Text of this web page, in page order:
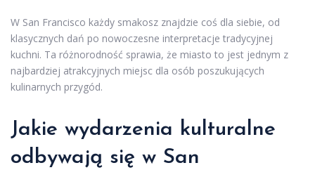
W San Francisco każdy smakosz znajdzie coś dla siebie, od
klasycznych dań po nowoczesne interpretacje tradycyjnej
kuchni. Ta różnorodność sprawia, że miasto to jest jednym z
najbardziej atrakcyjnych miejsc dla osób poszukujących
kulinarnych przygód.
Jakie wydarzenia kulturalne
odbywają się w San